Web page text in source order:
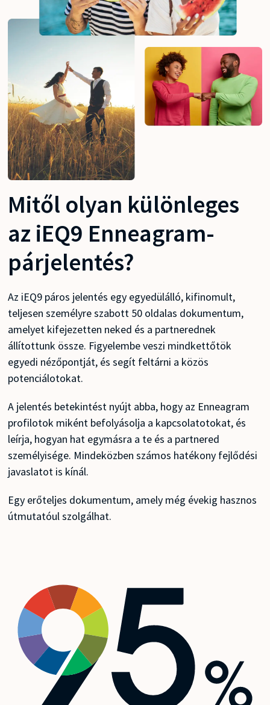
Mitől olyan különleges
az iEQ9 Enneagram-
párjelentés?
Az iEQ9 páros jelentés egy egyedülálló, kifinomult,
teljesen személyre szabott 50 oldalas dokumentum,
amelyet kifejezetten neked és a partnerednek
állítottunk össze. Figyelembe veszi mindkettőtök
egyedi nézőpontját, és segít feltárni a közös
potenciálotokat.
A jelentés betekintést nyújt abba, hogy az Enneagram
profilotok miként befolyásolja a kapcsolatotokat, és
leírja, hogyan hat egymásra a te és a partnered
személyisége. Mindeközben számos hatékony fejlődési
javaslatot is kínál.
Egy erőteljes dokumentum, amely még évekig hasznos
útmutatóul szolgálhat.